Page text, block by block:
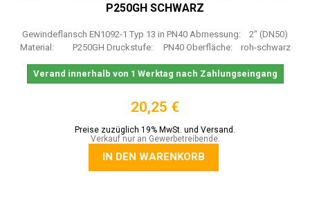
P250GH SCHWARZ
Gewindeflansch EN1092-1 Typ 13 in PN40 Abmessung: 2" (DN50)
Material: P250GH Druckstufe: PN40 Oberfläche: roh-schwarz
Verand innerhalb von 1 Werktag nach Zahlungseingang
20,25 €
Preise zuzüglich 19% MwSt. und Versand.
Verkauf nur an Gewerbetreibende.
IN DEN WARENKORB